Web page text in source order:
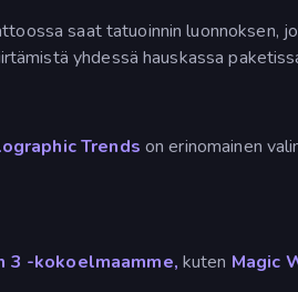
saat tatuoinnin luonnoksen,
yhdessä hauskassa
Trends on erinomainen
3 -kokoelmaamme, kuten Magic